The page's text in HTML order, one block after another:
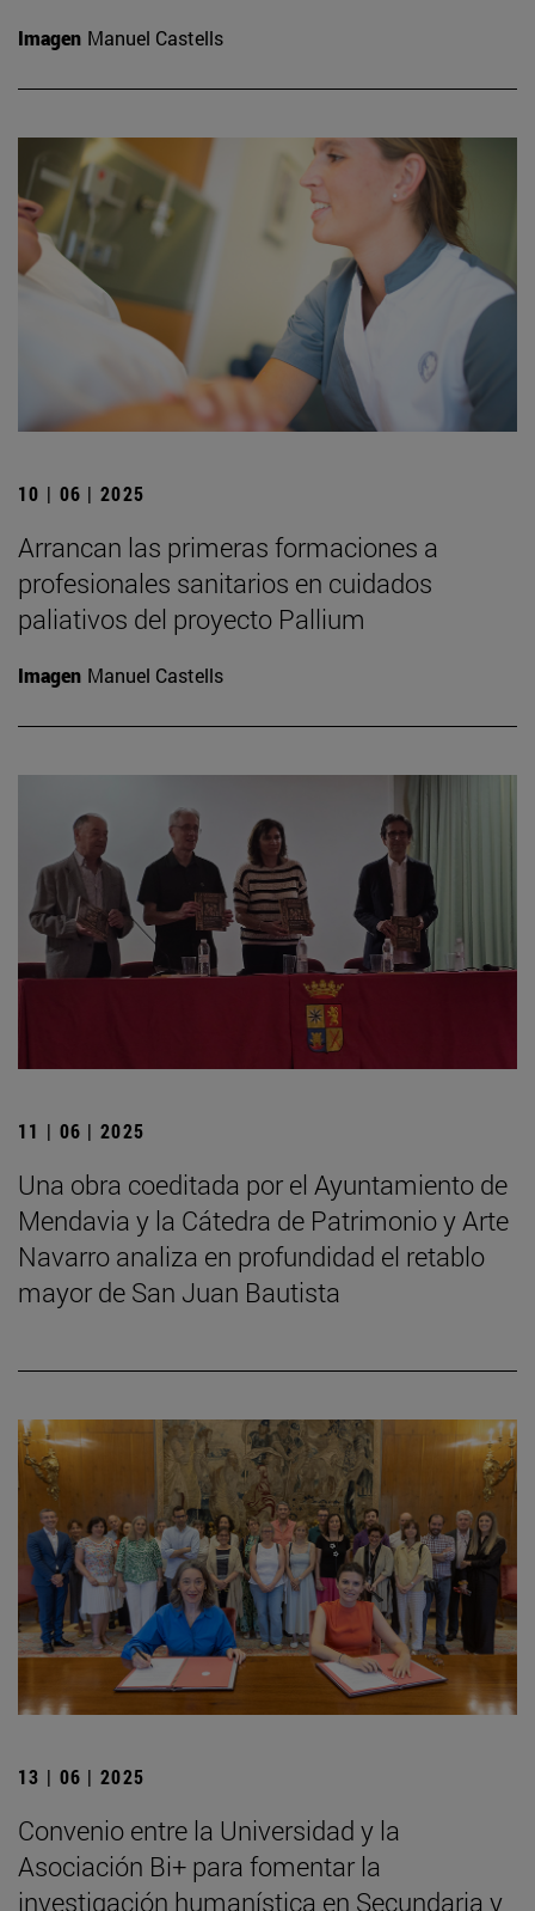
Imagen Manuel Castells
10 | 06 | 2025
Arrancan las primeras formaciones a
profesionales sanitarios en cuidados
paliativos del proyecto Pallium
Imagen Manuel Castells
11 | 06 | 2025
Una obra coeditada por el Ayuntamiento de
Mendavia y la Cátedra de Patrimonio y Arte
Navarro analiza en profundidad el retablo
mayor de San Juan Bautista
13 | 06 | 2025
Convenio entre la Universidad y la
Asociación Bi+ para fomentar la
investigación humanística en Secundaria y